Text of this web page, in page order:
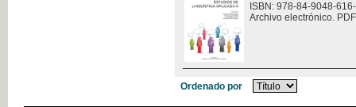
ISBN: 978-84-9048-
Archivo electrónico.
Ordenado por